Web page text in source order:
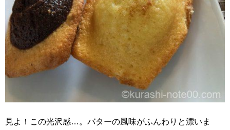
見よ！この光沢感…。バターの風味がふんわりと漂いま